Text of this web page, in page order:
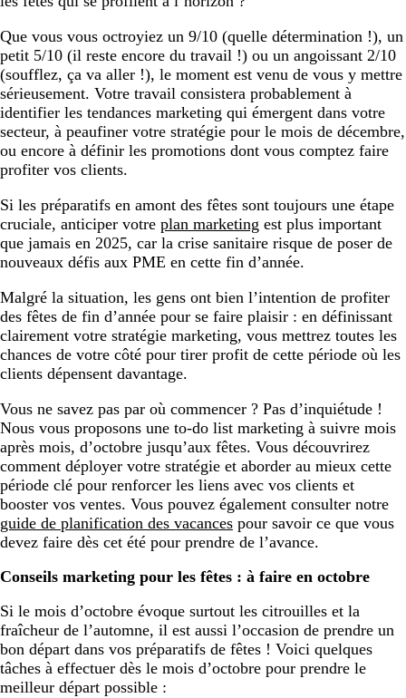
Que vous vous octroyiez un 9/10 (quelle détermination !), un
petit 5/10 (il reste encore du travail !) ou un angoissant 2/10
(soufflez, ça va aller !), le moment est venu de vous y mettre
sérieusement. Votre travail consistera probablement à
identifier les tendances marketing qui émergent dans votre
secteur, à peaufiner votre stratégie pour le mois de décembre,
ou encore à définir les promotions dont vous comptez faire
profiter vos clients.
Si les préparatifs en amont des fêtes sont toujours une étape
cruciale, anticiper votre plan marketing est plus important
que jamais en 2025, car la crise sanitaire risque de poser de
nouveaux défis aux PME en cette fin d’année.
Malgré la situation, les gens ont bien l’intention de profiter
des fêtes de fin d’année pour se faire plaisir : en définissant
clairement votre stratégie marketing, vous mettrez toutes les
chances de votre côté pour tirer profit de cette période où les
clients dépensent davantage.
Vous ne savez pas par où commencer ? Pas d’inquiétude !
Nous vous proposons une to-do list marketing à suivre mois
après mois, d’octobre jusqu’aux fêtes. Vous découvrirez
comment déployer votre stratégie et aborder au mieux cette
période clé pour renforcer les liens avec vos clients et
booster vos ventes. Vous pouvez également consulter notre
guide de planification des vacances pour savoir ce que vous
devez faire dès cet été pour prendre de l’avance.
Conseils marketing pour les fêtes : à faire en octobre
Si le mois d’octobre évoque surtout les citrouilles et la
fraîcheur de l’automne, il est aussi l’occasion de prendre un
bon départ dans vos préparatifs de fêtes ! Voici quelques
tâches à effectuer dès le mois d’octobre pour prendre le
meilleur départ possible :